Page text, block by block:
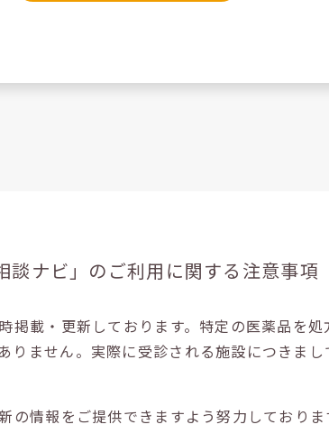
談ナビ」の ご利用に関する注意事項
掲載・更新しております。特定の医薬品を
りません。実際に受診される施設につきま
の情報をご提供できますよう努力しており